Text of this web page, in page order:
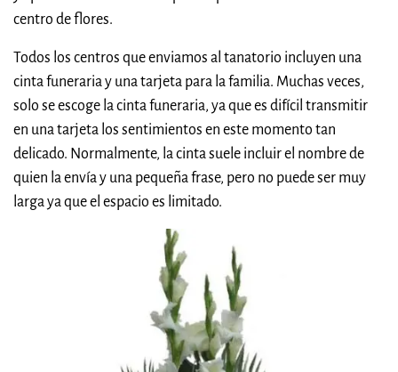
centro de flores.
Todos los centros que enviamos al tanatorio incluyen una
cinta funeraria y una tarjeta para la familia. Muchas veces,
solo se escoge la cinta funeraria, ya que es difícil transmitir
en una tarjeta los sentimientos en este momento tan
delicado. Normalmente, la cinta suele incluir el nombre de
quien la envía y una pequeña frase, pero no puede ser muy
larga ya que el espacio es limitado.